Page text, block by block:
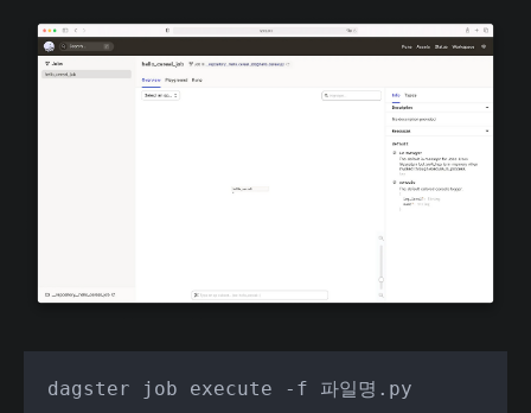
dagster job execute -f 파일명.py